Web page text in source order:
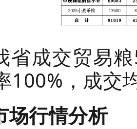
省成交贸易
100%，成交
场行情分析